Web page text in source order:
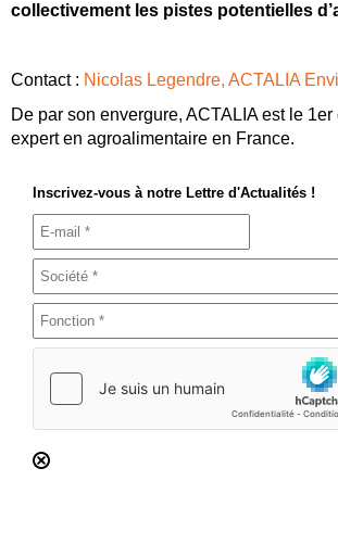
collectivement les pistes potentielles
Contact : Nicolas Legendre, ACTALIA
De par son envergure, ACTALIA est le
expert en agroalimentaire en France.
Inscrivez-vous à notre Lettre d'Actualités !